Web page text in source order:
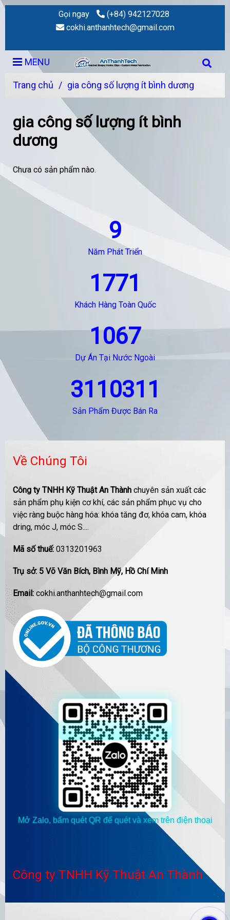
Gọi ngay
(+84) 942127028
cokhi.anthanhtech@gmail.com
MENU
Trang chủ / gia công số lượng ít bình dương
gia công số lượng ít bình
dương
Chưa có sản phẩm nào.
9
Năm Phát Triển
1771
Khách Hàng Toàn Quốc
1067
Dự Án Tại Nước Ngoài
3110311
Sản Phẩm Được Bán Ra
Về Chúng Tôi
Công ty TNHH Kỹ Thuật An Thành chuyên sản xuất các
sản phẩm phụ kiện cơ khí, các sản phẩm phục vụ cho
việc ràng buộc hàng hóa: khóa tăng đơ, khóa cam, khóa
dring, móc J, móc S....
Mã số thuế: 0313201963
Trụ sở: 5 Võ Văn Bích, Bình Mỹ, Hồ Chí Minh
Email: cokhi.anthanhtech@gmail.com
Mở Zalo, bấm quét QR để quét và xem trên điện thoại
Công ty TNHH Kỹ Thuật An Thành